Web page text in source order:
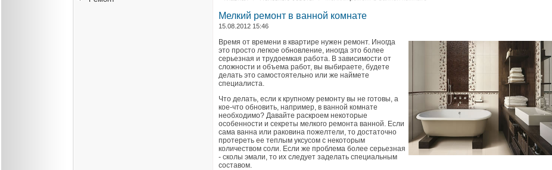
Мелкий ремонт в ванной комнате
15.08.2012 15:46
Время от времени в квартире нужен ремонт. Иногда
это просто легкое обновление, иногда это более
серьезная и трудоемкая работа. В зависимости от
сложности и объема работ, вы выбираете, будете
делать это самостоятельно или же наймете
специалиста.
Что делать, если к крупному ремонту вы не готовы, а
кое-что обновить, например, в ванной комнате
необходимо? Давайте раскроем некоторые
особенности и секреты мелкого ремонта ванной. Если
сама ванна или раковина пожелтели, то достаточно
протереть ее теплым уксусом с некоторым
количеством соли. Если же проблема более серьезная
- сколы эмали, то их следует заделать специальным
составом.